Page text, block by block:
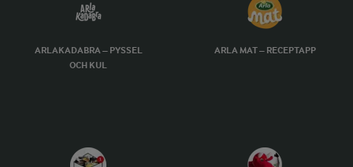
ARLAKADABRA – PYSSEL
OCH KUL
ARLA MAT – RECEPTAPP